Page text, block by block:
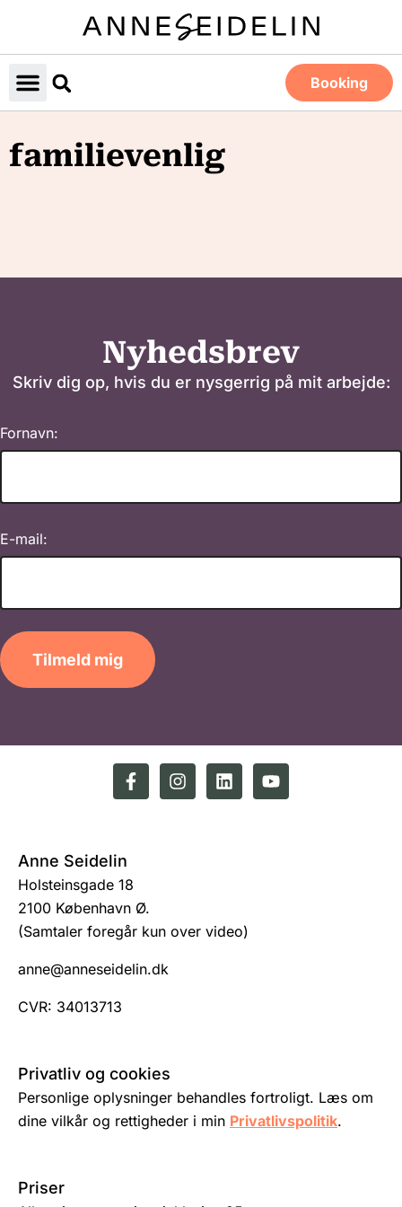
Booking
familievenlig
Nyhedsbrev
Skriv dig op, hvis du er nysgerrig på mit arbejde:
Fornavn:
E-mail:
Tilmeld mig
Anne Seidelin
Holsteinsgade 18
2100 København Ø.
(Samtaler foregår kun over video)
anne@anneseidelin.dk
CVR: 34013713
Privatliv og cookies
Personlige oplysninger behandles fortroligt. Læs om
dine vilkår og rettigheder i min Privatlivspolitik.
Priser